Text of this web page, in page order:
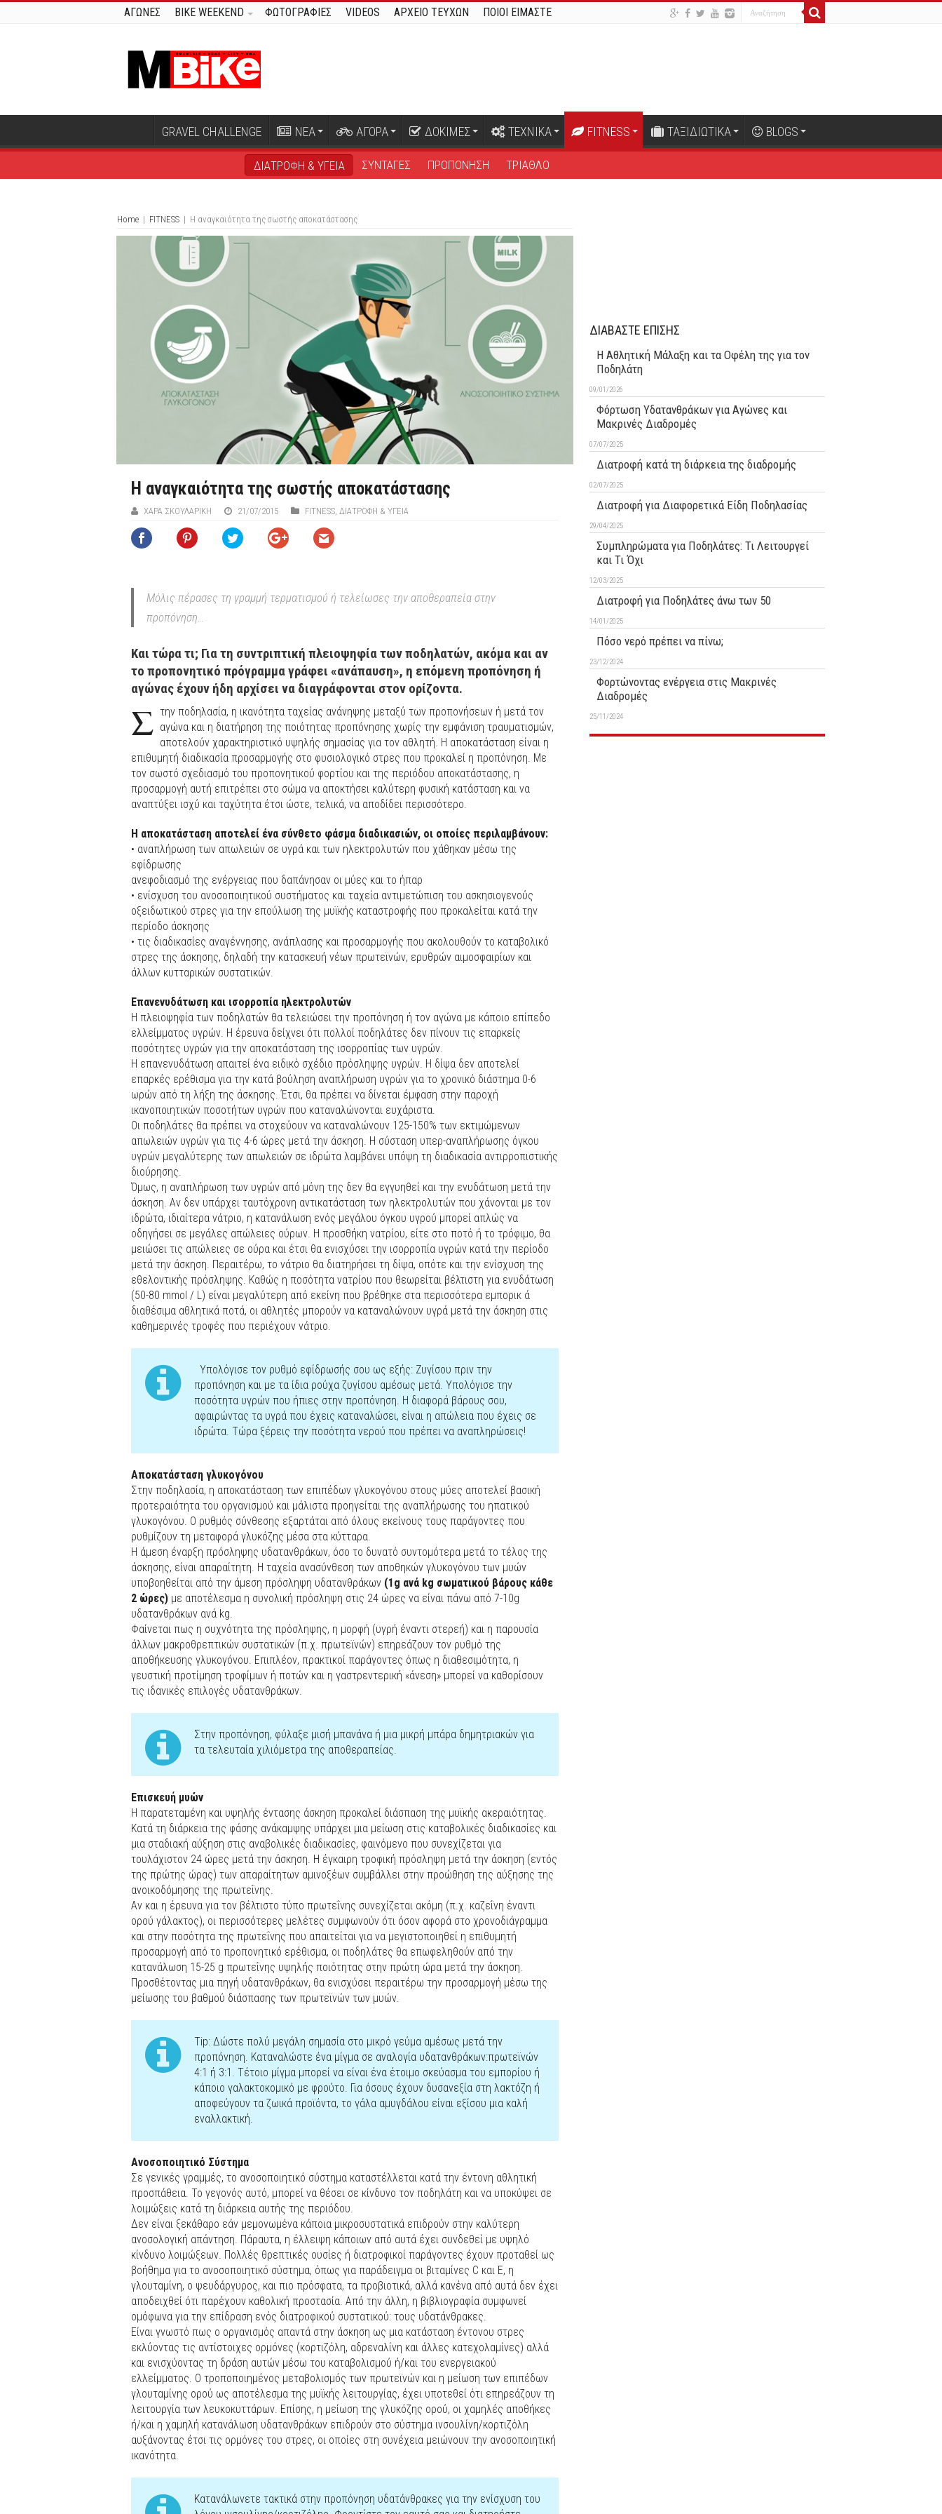
ΑΓΩΝΕΣ BIKE WEEKEND ΦΩΤΟΓΡΑΦΙΕΣ VIDEOS ΑΡΧΕΙΟ ΤΕΥΧΩΝ ΠΟΙΟΙ ΕΙΜΑΣΤΕ
GRAVEL CHALLENGE ΝΕΑ ΑΓΟΡΑ ΔΟΚΙΜΕΣ ΤΕΧΝΙΚΑ FITNESS ΤΑΞΙΔΙΩΤΙΚΑ BLOGS
ΔΙΑΤΡΟΦΗ & ΥΓΕΙΑ ΣΥΝΤΑΓΕΣ ΠΡΟΠΟΝΗΣΗ ΤΡΙΑΘΛΟ
Home | FITNESS | Η αναγκαιότητα της σωστής αποκατάστασης
Η αναγκαιότητα της σωστής αποκατάστασης
ΧΑΡΆ ΣΚΟΥΛΑΡΊΚΗ 21/07/2015 FITNESS, ΔΙΑΤΡΟΦΗ & ΥΓΕΙΑ
Μόλις πέρασες τη γραμμή τερματισμού ή τελείωσες την αποθεραπεία στην
προπόνηση…
Και τώρα τι; Για τη συντριπτική πλειοψηφία των ποδηλατών, ακόμα και αν
το προπονητικό πρόγραμμα γράφει «ανάπαυση», η επόμενη προπόνηση ή
αγώνας έχουν ήδη αρχίσει να διαγράφονται στον ορίζοντα.
Σ την ποδηλασία, η ικανότητα ταχείας ανάνηψης μεταξύ των προπονήσεων ή μετά τον
αγώνα και η διατήρηση της ποιότητας προπόνησης χωρίς την εμφάνιση τραυματισμών,
αποτελούν χαρακτηριστικό υψηλής σημασίας για τον αθλητή. Η αποκατάσταση είναι η
επιθυμητή διαδικασία προσαρμογής στο φυσιολογικό στρες που προκαλεί η προπόνηση. Με
τον σωστό σχεδιασμό του προπονητικού φορτίου και της περιόδου αποκατάστασης, η
προσαρμογή αυτή επιτρέπει στο σώμα να αποκτήσει καλύτερη φυσική κατάσταση και να
αναπτύξει ισχύ και ταχύτητα έτσι ώστε, τελικά, να αποδίδει περισσότερο.
Η αποκατάσταση αποτελεί ένα σύνθετο φάσμα διαδικασιών, οι οποίες περιλαμβάνουν:
• αναπλήρωση των απωλειών σε υγρά και των ηλεκτρολυτών που χάθηκαν μέσω της
εφίδρωσης
ανεφοδιασμό της ενέργειας που δαπάνησαν οι μύες και το ήπαρ
• ενίσχυση του ανοσοποιητικού συστήματος και ταχεία αντιμετώπιση του ασκησιογενούς
οξειδωτικού στρες για την επούλωση της μυϊκής καταστροφής που προκαλείται κατά την
περίοδο άσκησης
• τις διαδικασίες αναγέννησης, ανάπλασης και προσαρμογής που ακολουθούν το καταβολικό
στρες της άσκησης, δηλαδή την κατασκευή νέων πρωτεϊνών, ερυθρών αιμοσφαιρίων και
άλλων κυτταρικών συστατικών.
Επανενυδάτωση και ισορροπία ηλεκτρολυτών
Η πλειοψηφία των ποδηλατών θα τελειώσει την προπόνηση ή τον αγώνα με κάποιο επίπεδο
ελλείμματος υγρών. Η έρευνα δείχνει ότι πολλοί ποδηλάτες δεν πίνουν τις επαρκείς
ποσότητες υγρών για την αποκατάσταση της ισορροπίας των υγρών.
Η επανενυδάτωση απαιτεί ένα ειδικό σχέδιο πρόσληψης υγρών. Η δίψα δεν αποτελεί
επαρκές ερέθισμα για την κατά βούληση αναπλήρωση υγρών για το χρονικό διάστημα 0-6
ωρών από τη λήξη της άσκησης. Έτσι, θα πρέπει να δίνεται έμφαση στην παροχή
ικανοποιητικών ποσοτήτων υγρών που καταναλώνονται ευχάριστα.
Οι ποδηλάτες θα πρέπει να στοχεύουν να καταναλώνουν 125-150% των εκτιμώμενων
απωλειών υγρών για τις 4-6 ώρες μετά την άσκηση. Η σύσταση υπερ-αναπλήρωσης όγκου
υγρών μεγαλύτερης των απωλειών σε ιδρώτα λαμβάνει υπόψη τη διαδικασία αντιρροπιστικής
διούρησης.
Όμως, η αναπλήρωση των υγρών από μόνη της δεν θα εγγυηθεί και την ενυδάτωση μετά την
άσκηση. Αν δεν υπάρχει ταυτόχρονη αντικατάσταση των ηλεκτρολυτών που χάνονται με τον
ιδρώτα, ιδιαίτερα νάτριο, η κατανάλωση ενός μεγάλου όγκου υγρού μπορεί απλώς να
οδηγήσει σε μεγάλες απώλειες ούρων. Η προσθήκη νατρίου, είτε στο ποτό ή το τρόφιμο, θα
μειώσει τις απώλειες σε ούρα και έτσι θα ενισχύσει την ισορροπία υγρών κατά την περίοδο
μετά την άσκηση. Περαιτέρω, το νάτριο θα διατηρήσει τη δίψα, οπότε και την ενίσχυση της
εθελοντικής πρόσληψης. Καθώς η ποσότητα νατρίου που θεωρείται βέλτιστη για ενυδάτωση
(50-80 mmol / L) είναι μεγαλύτερη από εκείνη που βρέθηκε στα περισσότερα εμπορικ ά
διαθέσιμα αθλητικά ποτά, οι αθλητές μπορούν να καταναλώνουν υγρά μετά την άσκηση στις
καθημερινές τροφές που περιέχουν νάτριο.
Υπολόγισε τον ρυθμό εφίδρωσής σου ως εξής: Ζυγίσου πριν την
προπόνηση και με τα ίδια ρούχα ζυγίσου αμέσως μετά. Υπολόγισε την
ποσότητα υγρών που ήπιες στην προπόνηση. Η διαφορά βάρους σου,
αφαιρώντας τα υγρά που έχεις καταναλώσει, είναι η απώλεια που έχεις σε
ιδρώτα. Τώρα ξέρεις την ποσότητα νερού που πρέπει να αναπληρώσεις!
Αποκατάσταση γλυκογόνου
Στην ποδηλασία, η αποκατάσταση των επιπέδων γλυκογόνου στους μύες αποτελεί βασική
προτεραιότητα του οργανισμού και μάλιστα προηγείται της αναπλήρωσης του ηπατικού
γλυκογόνου. Ο ρυθμός σύνθεσης εξαρτάται από όλους εκείνους τους παράγοντες που
ρυθμίζουν τη μεταφορά γλυκόζης μέσα στα κύτταρα.
Η άμεση έναρξη πρόσληψης υδατανθράκων, όσο το δυνατό συντομότερα μετά το τέλος της
άσκησης, είναι απαραίτητη. Η ταχεία ανασύνθεση των αποθηκών γλυκογόνου των μυών
υποβοηθείται από την άμεση πρόσληψη υδατανθράκων (1g ανά kg σωματικού βάρους κάθε
2 ώρες) με αποτέλεσμα η συνολική πρόσληψη στις 24 ώρες να είναι πάνω από 7-10g
υδατανθράκων ανά kg.
Φαίνεται πως η συχνότητα της πρόσληψης, η μορφή (υγρή έναντι στερεή) και η παρουσία
άλλων μακροθρεπτικών συστατικών (π.χ. πρωτεϊνών) επηρεάζουν τον ρυθμό της
αποθήκευσης γλυκογόνου. Επιπλέον, πρακτικοί παράγοντες όπως η διαθεσιμότητα, η
γευστική προτίμηση τροφίμων ή ποτών και η γαστρεντερική «άνεση» μπορεί να καθορίσουν
τις ιδανικές επιλογές υδατανθράκων.
Στην προπόνηση, φύλαξε μισή μπανάνα ή μια μικρή μπάρα δημητριακών για
τα τελευταία χιλιόμετρα της αποθεραπείας.
Επισκευή μυών
Η παρατεταμένη και υψηλής έντασης άσκηση προκαλεί διάσπαση της μυϊκής ακεραιότητας.
Κατά τη διάρκεια της φάσης ανάκαμψης υπάρχει μια μείωση στις καταβολικές διαδικασίες και
μια σταδιακή αύξηση στις αναβολικές διαδικασίες, φαινόμενο που συνεχίζεται για
τουλάχιστον 24 ώρες μετά την άσκηση. Η έγκαιρη τροφική πρόσληψη μετά την άσκηση (εντός
της πρώτης ώρας) των απαραίτητων αμινοξέων συμβάλλει στην προώθηση της αύξησης της
ανοικοδόμησης της πρωτεΐνης.
Αν και η έρευνα για τον βέλτιστο τύπο πρωτεΐνης συνεχίζεται ακόμη (π.χ. καζεΐνη έναντι
ορού γάλακτος), οι περισσότερες μελέτες συμφωνούν ότι όσον αφορά στο χρονοδιάγραμμα
και στην ποσότητα της πρωτεΐνης που απαιτείται για να μεγιστοποιηθεί η επιθυμητή
προσαρμογή από το προπονητικό ερέθισμα, οι ποδηλάτες θα επωφεληθούν από την
κατανάλωση 15-25 g πρωτεΐνης υψηλής ποιότητας στην πρώτη ώρα μετά την άσκηση.
Προσθέτοντας μια πηγή υδατανθράκων, θα ενισχύσει περαιτέρω την προσαρμογή μέσω της
μείωσης του βαθμού διάσπασης των πρωτεϊνών των μυών.
Tip: Δώστε πολύ μεγάλη σημασία στο μικρό γεύμα αμέσως μετά την
προπόνηση. Καταναλώστε ένα μίγμα σε αναλογία υδατανθράκων:πρωτεϊνών
4:1 ή 3:1. Τέτοιο μίγμα μπορεί να είναι ένα έτοιμο σκεύασμα του εμπορίου ή
κάποιο γαλακτοκομικό με φρούτο. Για όσους έχουν δυσανεξία στη λακτόζη ή
αποφεύγουν τα ζωικά προϊόντα, το γάλα αμυγδάλου είναι εξίσου μια καλή
εναλλακτική.
Ανοσοποιητικό Σύστημα
Σε γενικές γραμμές, το ανοσοποιητικό σύστημα καταστέλλεται κατά την έντονη αθλητική
προσπάθεια. Το γεγονός αυτό, μπορεί να θέσει σε κίνδυνο τον ποδηλάτη και να υποκύψει σε
λοιμώξεις κατά τη διάρκεια αυτής της περιόδου.
Δεν είναι ξεκάθαρο εάν μεμονωμένα κάποια μικροσυστατικά επιδρούν στην καλύτερη
ανοσολογική απάντηση. Πάραυτα, η έλλειψη κάποιων από αυτά έχει συνδεθεί με υψηλό
κίνδυνο λοιμώξεων. Πολλές θρεπτικές ουσίες ή διατροφικοί παράγοντες έχουν προταθεί ως
βοήθημα για το ανοσοποιητικό σύστημα, όπως για παράδειγμα οι βιταμίνες C και Ε, η
γλουταμίνη, ο ψευδάργυρος, και πιο πρόσφατα, τα προβιοτικά, αλλά κανένα από αυτά δεν έχει
αποδειχθεί ότι παρέχουν καθολική προστασία. Από την άλλη, η βιβλιογραφία συμφωνεί
ομόφωνα για την επίδραση ενός διατροφικού συστατικού: τους υδατάνθρακες.
Είναι γνωστό πως ο οργανισμός απαντά στην άσκηση ως μια κατάσταση έντονου στρες
εκλύοντας τις αντίστοιχες ορμόνες (κορτιζόλη, αδρεναλίνη και άλλες κατεχολαμίνες) αλλά
και ενισχύοντας τη δράση αυτών μέσω του καταβολισμού ή/και του ενεργειακού
ελλείμματος. Ο τροποποιημένος μεταβολισμός των πρωτεϊνών και η μείωση των επιπέδων
γλουταμίνης ορού ως αποτέλεσμα της μυϊκής λειτουργίας, έχει υποτεθεί ότι επηρεάζουν τη
λειτουργία των λευκοκυττάρων. Επίσης, η μείωση της γλυκόζης ορού, οι χαμηλές αποθήκες
ή/και η χαμηλή κατανάλωση υδατανθράκων επιδρούν στο σύστημα ινσουλίνη/κορτιζόλη
αυξάνοντας έτσι τις ορμόνες του στρες, οι οποίες στη συνέχεια μειώνουν την ανοσοποιητική
ικανότητα.
Κατανάλωνετε τακτικά στην προπόνηση υδατάνθρακες για την ενίσχυση του
ΔΙΑΒΑΣΤΕ ΕΠΙΣΗΣ
Η Αθλητική Μάλαξη και τα Οφέλη της για τον
Ποδηλάτη
09/01/2026
Φόρτωση Υδατανθράκων για Αγώνες και
Μακρινές Διαδρομές
07/07/2025
Διατροφή κατά τη διάρκεια της διαδρομής
02/07/2025
Διατροφή για Διαφορετικά Είδη Ποδηλασίας
29/04/2025
Συμπληρώματα για Ποδηλάτες: Τι Λειτουργεί
και Τι Όχι
12/03/2025
Διατροφή για Ποδηλάτες άνω των 50
14/01/2025
Πόσο νερό πρέπει να πίνω;
23/12/2024
Φορτώνοντας ενέργεια στις Μακρινές
Διαδρομές
25/11/2024